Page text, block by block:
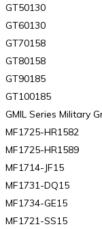
GT50130
GT60130
GT70158
GT80158
GT90185
GT100185
GMIL Series Military
MF1725-HR1582
MF1725-HR1589
MF1714-JF15
MF1731-DQ15
MF1734-GE15
MF1721-SS15